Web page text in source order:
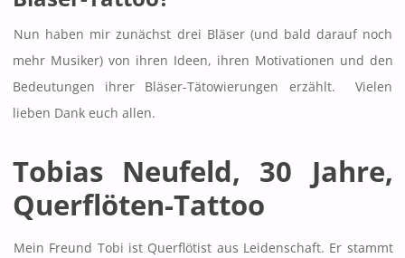
Nun haben mir zunächst drei Bläser (und bald darauf noch
mehr Musiker) von ihren Ideen, ihren Motivationen und den
Bedeutungen ihrer Bläser-Tätowierungen erzählt. Vielen
lieben Dank euch allen.
Tobias Neufeld, 30 Jahre,
Querflöten-Tattoo
Mein Freund Tobi ist Querflötist aus Leidenschaft. Er stammt